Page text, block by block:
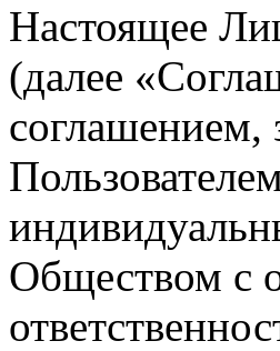
Настоящее
(далее
Обществом с